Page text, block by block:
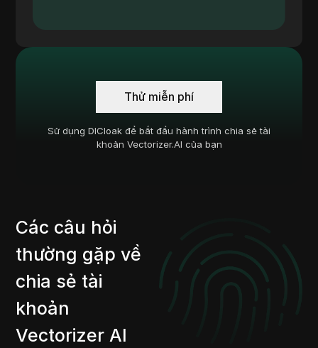
Thử miễn phí
Sử dụng DICloak để bắt đầu hành trình chia sẻ tài
khoản Vectorizer.AI của bạn
Các câu hỏi
thường gặp về
chia sẻ tài
khoản
Vectorizer AI